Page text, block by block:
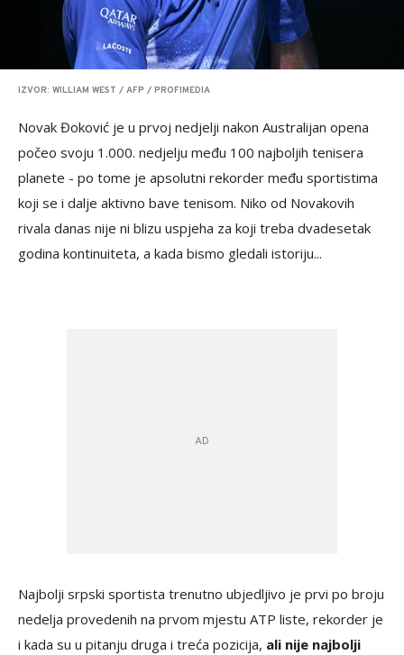
IZVOR: WILLIAM WEST / AFP / PROFIMEDIA
Novak Đoković je u prvoj nedjelji nakon Australijan opena
počeo svoju 1.000. nedjelju među 100 najboljih tenisera
planete - po tome je apsolutni rekorder među sportistima
koji se i dalje aktivno bave tenisom. Niko od Novakovih
rivala danas nije ni blizu uspjeha za koji treba dvadesetak
godina kontinuiteta, a kada bismo gledali istoriju...
Najbolji srpski sportista trenutno ubjedljivo je prvi po broju
nedelja provedenih na prvom mjestu ATP liste, rekorder je
i kada su u pitanju druga i treća pozicija, ali nije najbolji